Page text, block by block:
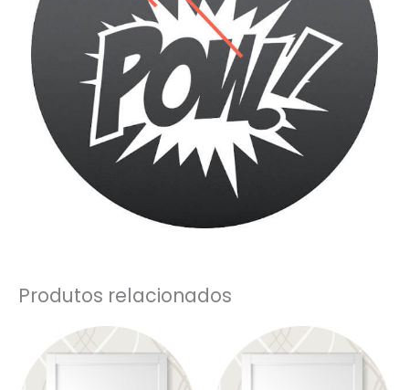
Produtos relacionados